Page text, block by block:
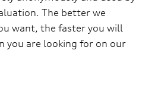
The better we
want, the faster you will
you are looking for on our